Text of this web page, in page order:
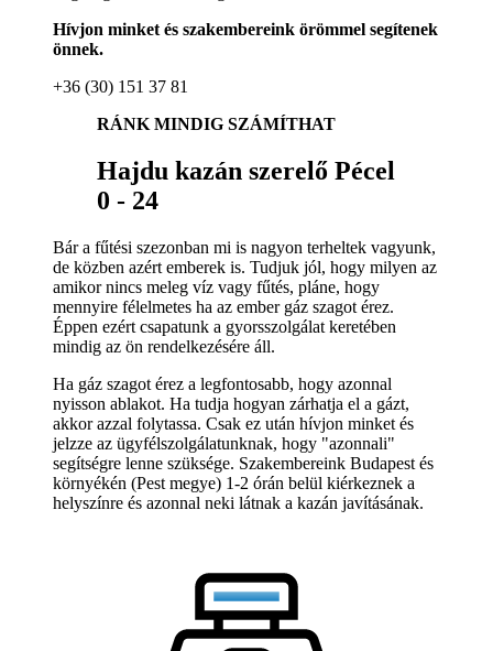
Hívjon minket és szakembereink örömmel segítenek
önnek.
+36 (30) 151 37 81
RÁNK MINDIG SZÁMÍTHAT
Hajdu kazán szerelő Pécel
0 - 24
Bár a fűtési szezonban mi is nagyon terheltek vagyunk,
de közben azért emberek is. Tudjuk jól, hogy milyen az
amikor nincs meleg víz vagy fűtés, pláne, hogy
mennyire félelmetes ha az ember gáz szagot érez.
Éppen ezért csapatunk a gyorsszolgálat keretében
mindig az ön rendelkezésére áll.
Ha gáz szagot érez a legfontosabb, hogy azonnal
nyisson ablakot. Ha tudja hogyan zárhatja el a gázt,
akkor azzal folytassa. Csak ez után hívjon minket és
jelzze az ügyfélszolgálatunknak, hogy "azonnali"
segítségre lenne szüksége. Szakembereink Budapest és
környékén (Pest megye) 1-2 órán belül kiérkeznek a
helyszínre és azonnal neki látnak a kazán javításának.